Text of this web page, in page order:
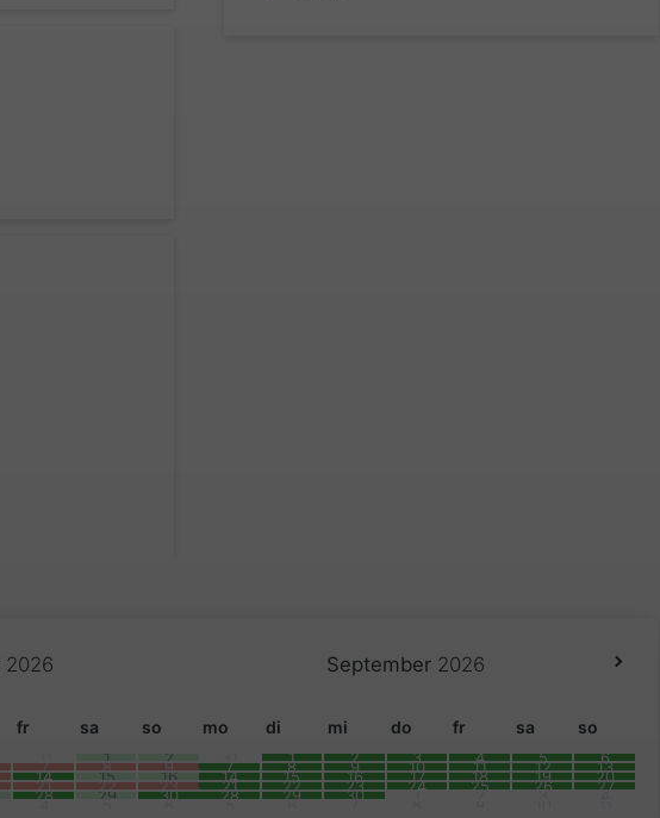
2026
fr sa so
1 2
7 8 9
14 15 16
21 22 23
28 29 30
4 5 6
September 2026
mo di mi do fr sa so
1 2 3 4 5 6
7 8 9 10 11 12 13
14 15 16 17 18 19 20
21 22 23 24 25 26 27
28 29 30 1 2 3 4
5 6 7